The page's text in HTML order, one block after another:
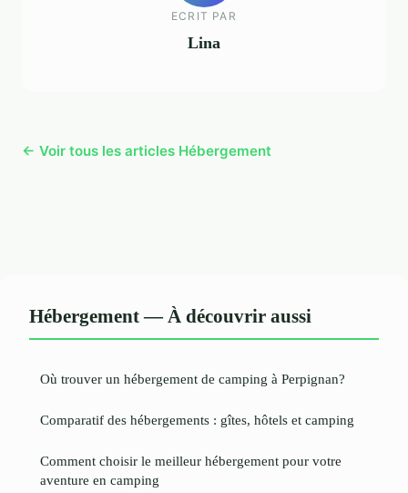
ECRIT PAR
Lina
← Voir tous les articles Hébergement
Hébergement — À découvrir aussi
Où trouver un hébergement de camping à Perpignan?
Comparatif des hébergements : gîtes, hôtels et camping
Comment choisir le meilleur hébergement pour votre
aventure en camping